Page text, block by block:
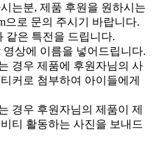
는분, 제품 후원을 원하시는
으로 문의 주시기 바랍니다.
같은 특전을 드립니다.
상에 이름을 넣어드립니다.
경우 제품에 후원자님의 사
커로 첨부하여 아이들에게
경우 후원자님의 제품이 제
티 활동하는 사진을 보내드